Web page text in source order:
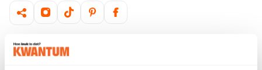
Productomschrijving